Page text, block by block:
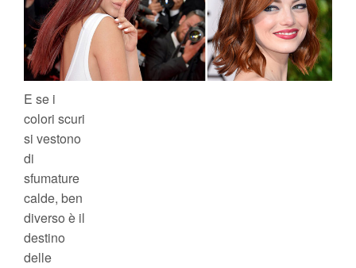
E se i
colori scuri
si vestono
di
sfumature
calde, ben
diverso è il
destino
delle